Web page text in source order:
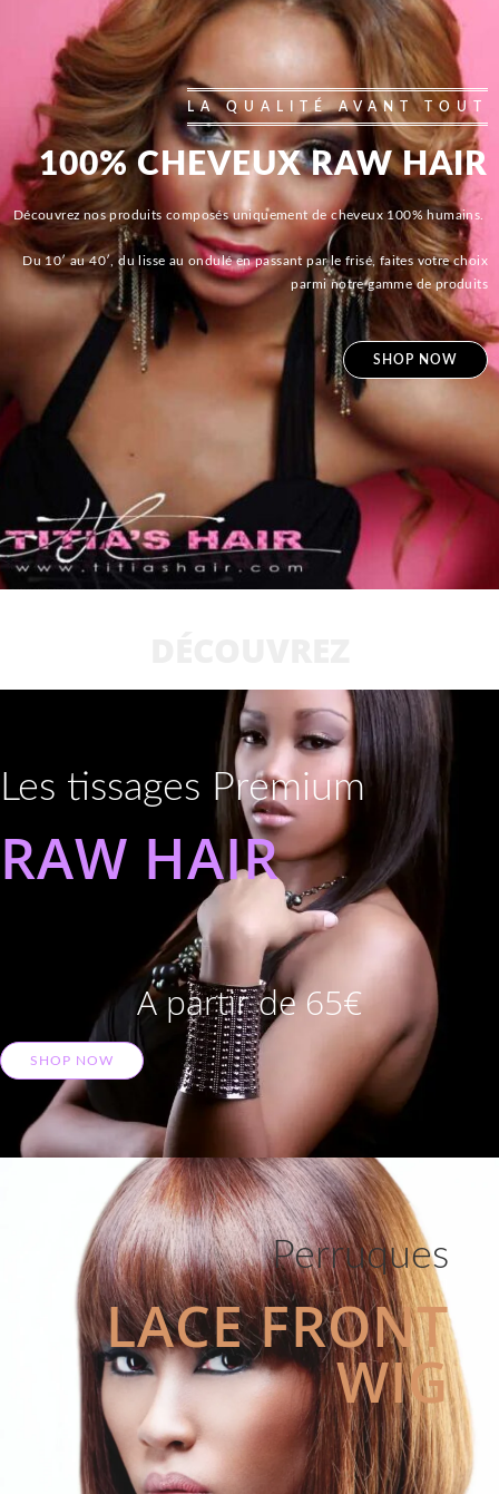
LA QUALITÉ AVANT TOUT
100% CHEVEUX RAW HAIR
Découvrez nos produits composés uniquement de cheveux 100% humains.
Du 10′ au 40′, du lisse au ondulé en passant par le frisé, faites votre choix
parmi notre gamme de produits
SHOP NOW
Les tissages Premium
RAW HAIR
A partir de 65€
SHOP NOW
Perruques
LACE FRONT
WIG